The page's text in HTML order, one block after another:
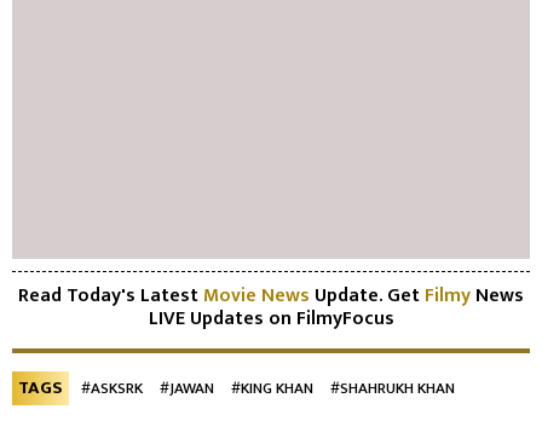
Read Today's LatestMovie News Update. GetFilmyNews
LIVE Updates on FilmyFocus
TAGS #ASKSRK #JAWAN #KING KHAN #SHAHRUKH KHAN